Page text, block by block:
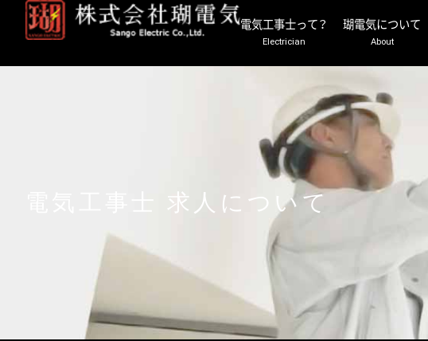
電気工事士って？
Electrician
瑚電気について
About
電気工事士 求人について